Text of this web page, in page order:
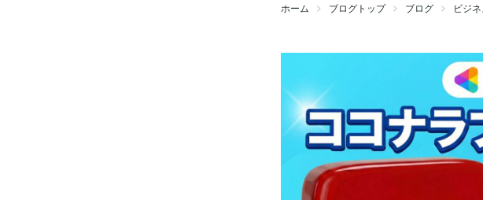
ホーム ブログトップ ブログ ビジ